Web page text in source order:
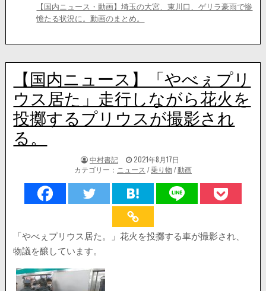
【国内ニュース・動画】埼玉の大宮、東川口、ゲリラ豪雨で惨
憺たる状況に。動画のまとめ。
【国内ニュース】「やべぇプリ
ウス居た」走行しながら花火を
投擲するプリウスが撮影され
る。
著
者:
中村書記
掲
載
日：
2021年8月17日
カテゴリー： ニュース /乗り物 /動画
「やべぇプリウス居た。」花火を投擲する車が撮影され、
物議を醸しています。